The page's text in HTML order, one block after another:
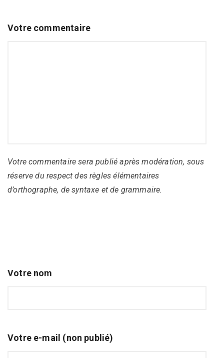
Votre commentaire
Votre commentaire sera publié après modération, sous
réserve du respect des règles élémentaires
d’orthographe, de syntaxe et de grammaire.
Votre nom
Votre e-mail (non publié)